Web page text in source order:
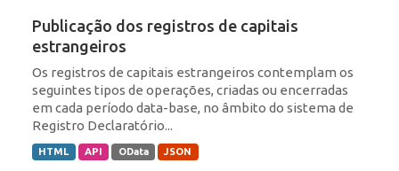
Publicação dos registros de capitais
estrangeiros
Os registros de capitais estrangeiros contemplam os
seguintes tipos de operações, criadas ou encerradas
em cada período data-base, no âmbito do sistema de
Registro Declaratório...
HTML API OData JSON